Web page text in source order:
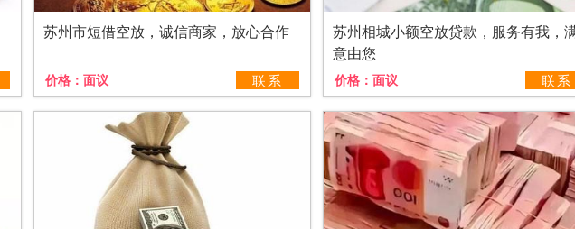
苏州市短借空放，诚信商家，放心合作
价格： 面议 联系
苏州相城小额空放贷款，服务有我，
意由您
价格： 面议 联系